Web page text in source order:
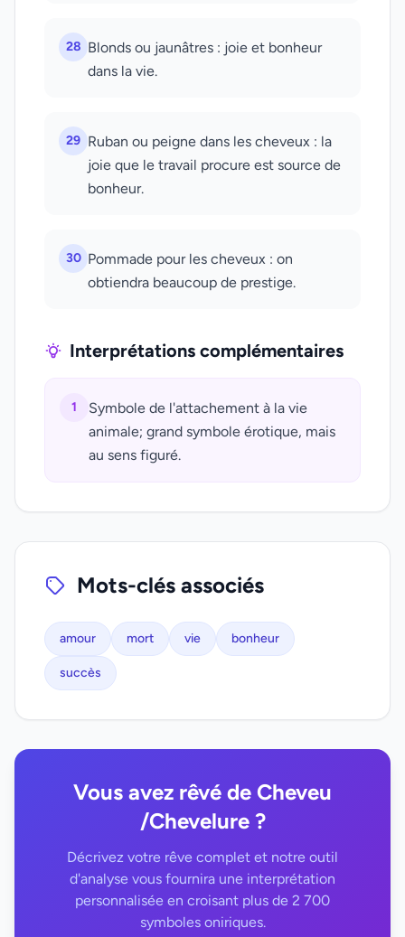
28 Blonds ou jaunâtres : joie et bonheur
dans la vie.
29 Ruban ou peigne dans les cheveux : la
joie que le travail procure est source de
bonheur.
30 Pommade pour les cheveux : on
obtiendra beaucoup de prestige.
Interprétations complémentaires
1
Symbole de l'attachement à la vie
animale; grand symbole érotique, mais
au sens figuré.
Mots-clés associés
amour mort vie bonheur
succès
Vous avez rêvé de Cheveu
/Chevelure ?
Décrivez votre rêve complet et notre outil
d'analyse vous fournira une interprétation
personnalisée en croisant plus de 2 700
symboles oniriques.